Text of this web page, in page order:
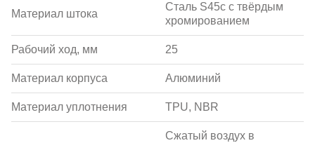
Материал штока
Сталь S45c с твёрдым
хромированием
Рабочий ход, мм 25
Материал корпуса Алюминий
Материал уплотнения TPU, NBR
Сжатый воздух в